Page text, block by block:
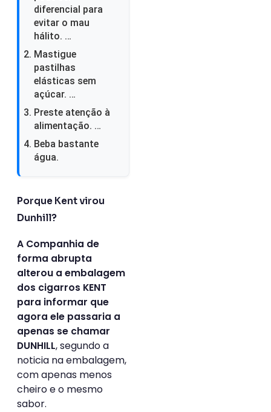
diferencial para
evitar o mau
hálito. …
Mastigue
pastilhas
elásticas sem
açúcar. …
Preste atenção à
alimentação. …
Beba bastante
água.
Porque Kent virou
Dunhill?
A Companhia de
forma abrupta
alterou a embalagem
dos cigarros KENT
para informar que
agora ele passaria a
apenas se chamar
DUNHILL, segundo a
noticia na embalagem,
com apenas menos
cheiro e o mesmo
sabor.